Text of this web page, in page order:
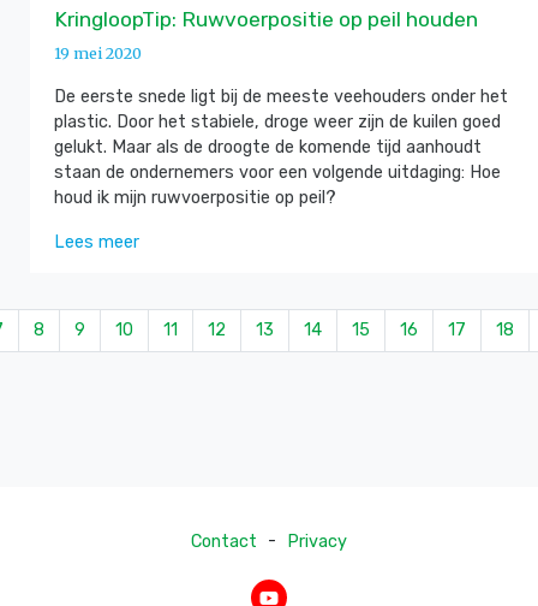
KringloopTip: Ruwvoerpositie op peil houden
19 mei 2020
De eerste snede ligt bij de meeste veehouders onder het
plastic. Door het stabiele, droge weer zijn de kuilen goed
gelukt. Maar als de droogte de komende tijd aanhoudt
staan de ondernemers voor een volgende uitdaging: Hoe
houd ik mijn ruwvoerpositie op peil?
Lees meer
8 9 10 11 12 13 14 15 16 17 18
Contact - Privacy